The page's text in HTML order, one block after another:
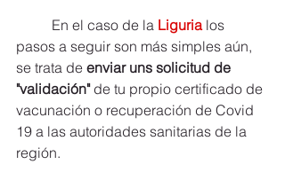
	En el caso de la
Liguria los
pasos a seguir son más simples aún,
se trata de enviar uns solicitud de
"validación" de tu propio certificado de
vacunación o recuperación de Covid
19 a las autoridades sanitarias de la
región.